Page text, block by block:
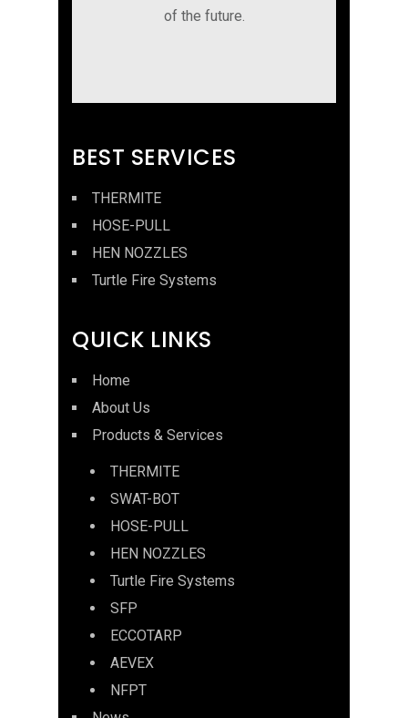
of the future.
BEST SERVICES
THERMITE
HOSE-PULL
HEN NOZZLES
Turtle Fire Systems
QUICK LINKS
Home
About Us
Products & Services
THERMITE
SWAT-BOT
HOSE-PULL
HEN NOZZLES
Turtle Fire Systems
SFP
ECCOTARP
AEVEX
NFPT